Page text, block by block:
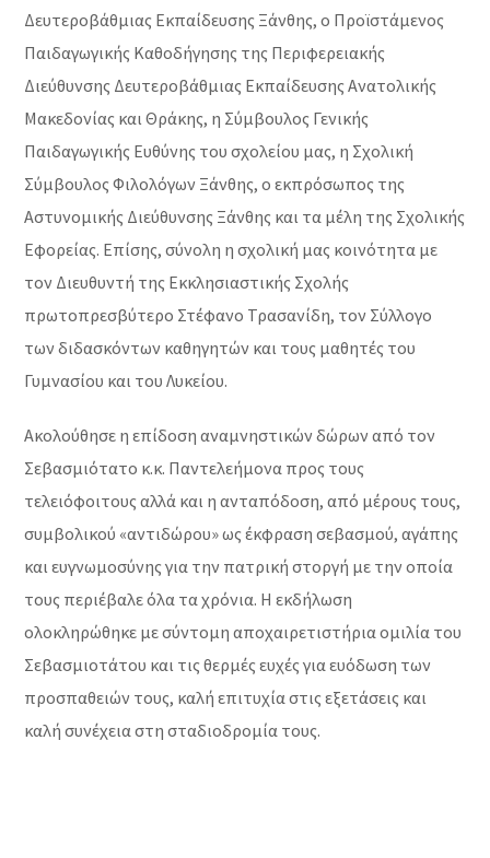
Δευτεροβάθμιας Εκπαίδευσης Ξάνθης, ο Προϊστάμενος
Παιδαγωγικής Καθοδήγησης της Περιφερειακής
Διεύθυνσης Δευτεροβάθμιας Εκπαίδευσης Ανατολικής
Μακεδονίας και Θράκης, η Σύμβουλος Γενικής
Παιδαγωγικής Ευθύνης του σχολείου μας, η Σχολική
Σύμβουλος Φιλολόγων Ξάνθης, ο εκπρόσωπος της
Αστυνομικής Διεύθυνσης Ξάνθης και τα μέλη της Σχολικής
Εφορείας. Επίσης, σύνολη η σχολική μας κοινότητα με
τον Διευθυντή της Εκκλησιαστικής Σχολής
πρωτοπρεσβύτερο Στέφανο Τρασανίδη, τον Σύλλογο
των διδασκόντων καθηγητών και τους μαθητές του
Γυμνασίου και του Λυκείου.
Ακολούθησε η επίδοση αναμνηστικών δώρων από τον
Σεβασμιότατο κ.κ. Παντελεήμονα προς τους
τελειόφοιτους αλλά και η ανταπόδοση, από μέρους τους,
συμβολικού «αντιδώρου» ως έκφραση σεβασμού, αγάπης
και ευγνωμοσύνης για την πατρική στοργή με την οποία
τους περιέβαλε όλα τα χρόνια. Η εκδήλωση
ολοκληρώθηκε με σύντομη αποχαιρετιστήρια ομιλία του
Σεβασμιοτάτου και τις θερμές ευχές για ευόδωση των
προσπαθειών τους, καλή επιτυχία στις εξετάσεις και
καλή συνέχεια στη σταδιοδρομία τους.